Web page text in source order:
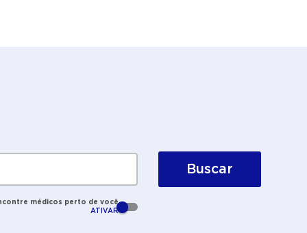
médicos perto de você
ATIVAR
Buscar